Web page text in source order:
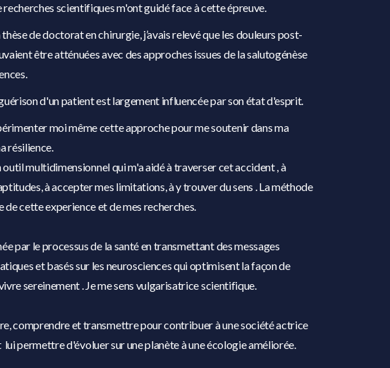
scientifiques m'ont guidé face à cette épreuve.
de doctorat en chirurgie, j’avais relevé que les douleurs post-
être atténuées avec des approches issues de la salutogénèse
d'un patient est largement influencée par son état d'esprit.
moi même cette approche pour me soutenir dans ma
résilience.
outil multidimensionnel qui m'a aidé à traverser cet accident , à
à accepter mes limitations, à y trouver du sens . La méthode
de cette experience et de mes recherches.
par le processus de la santé en transmettant des messages
et basés sur les neurosciences qui optimisent la façon de
sereinement . Je me sens vulgarisatrice scientifique.
comprendre et transmettre pour contribuer à une société actrice
permettre d'évoluer sur une planète à une écologie améliorée.